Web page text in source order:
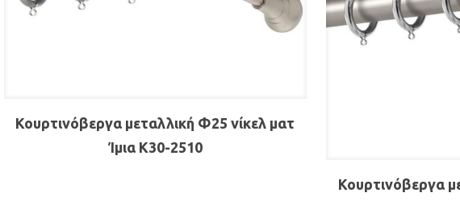
Κουρτινόβεργα μεταλλική Φ25 νίκελ ματ
Ίμια Κ30-2510
Κουρτινόβεργα